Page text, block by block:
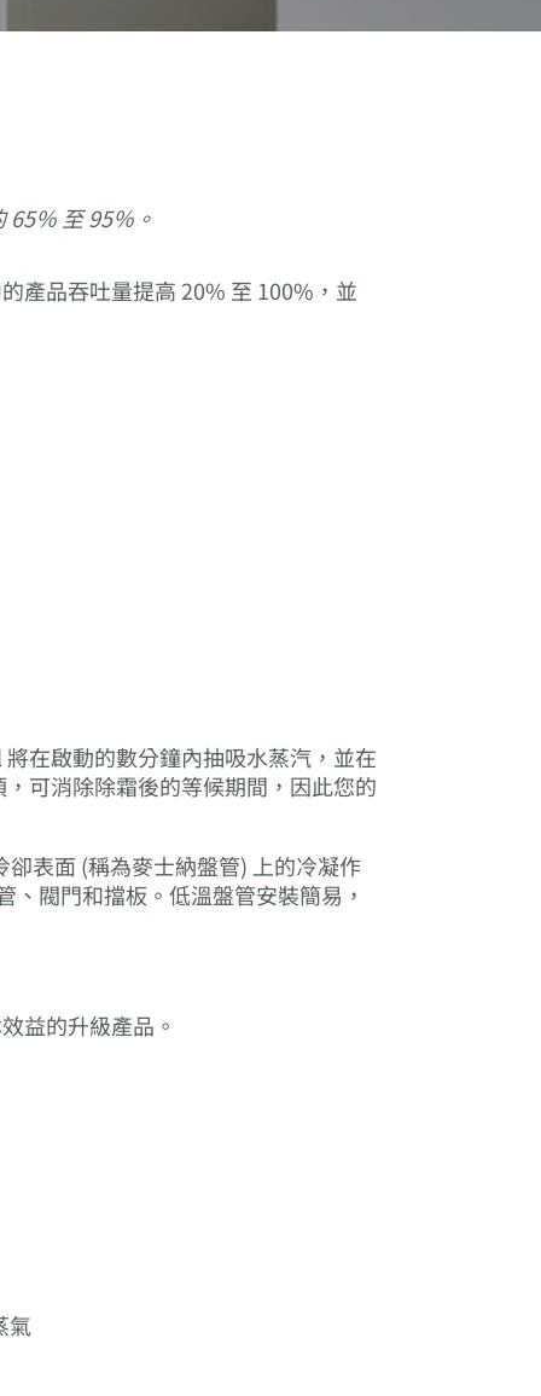
％ 至 95％。
產品吞吐量提高 20% 至 100%，並
在啟動的數分鐘內抽吸水蒸汽，並在
可消除除霜後的等候期間，因此您的
表面 (稱為麥士納盤管) 上的冷凝作
閥門和擋板。低溫盤管安裝簡易，
益的升級產品。
氣